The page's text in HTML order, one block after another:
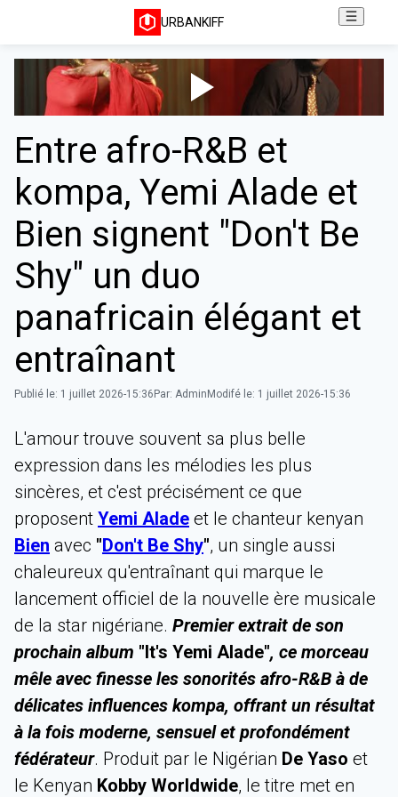
URBANKIFF
Entre afro-R&B et
kompa, Yemi Alade et
Bien signent "Don't Be
Shy" un duo
panafricain élégant et
entraînant
Publié le: 1 juillet 2026-15:36 Par: Admin Modifé le: 1 juillet 2026-15:36
L'amour trouve souvent sa plus belle
expression dans les mélodies les plus
sincères, et c'est précisément ce que
proposent Yemi Alade et le chanteur kenyan
Bien avec "Don't Be Shy", un single aussi
chaleureux qu'entraînant qui marque le
lancement officiel de la nouvelle ère musicale
de la star nigériane. Premier extrait de son
prochain album "It's Yemi Alade", ce morceau
mêle avec finesse les sonorités afro-R&B à de
délicates influences kompa, offrant un résultat
à la fois moderne, sensuel et profondément
fédérateur. Produit par le Nigérian De Yaso et
le Kenyan Kobby Worldwide, le titre met en